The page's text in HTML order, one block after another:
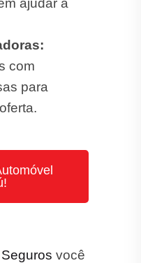
com
para
você